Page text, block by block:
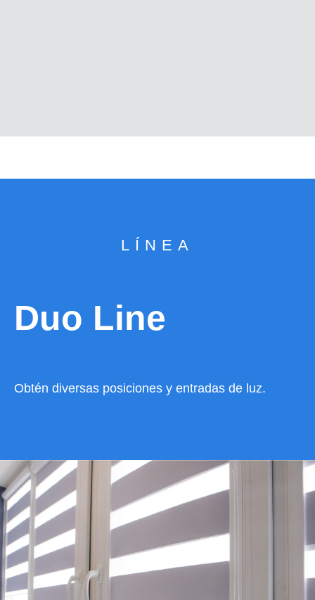
LÍNEA
Duo Line
Obtén diversas posiciones y entradas de luz.